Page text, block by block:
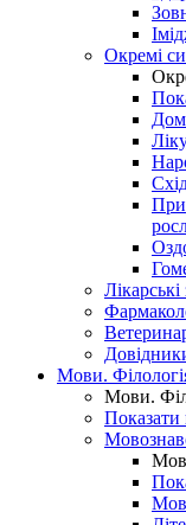
Окремі
Лікарські
Мови.
Мови.
Показати